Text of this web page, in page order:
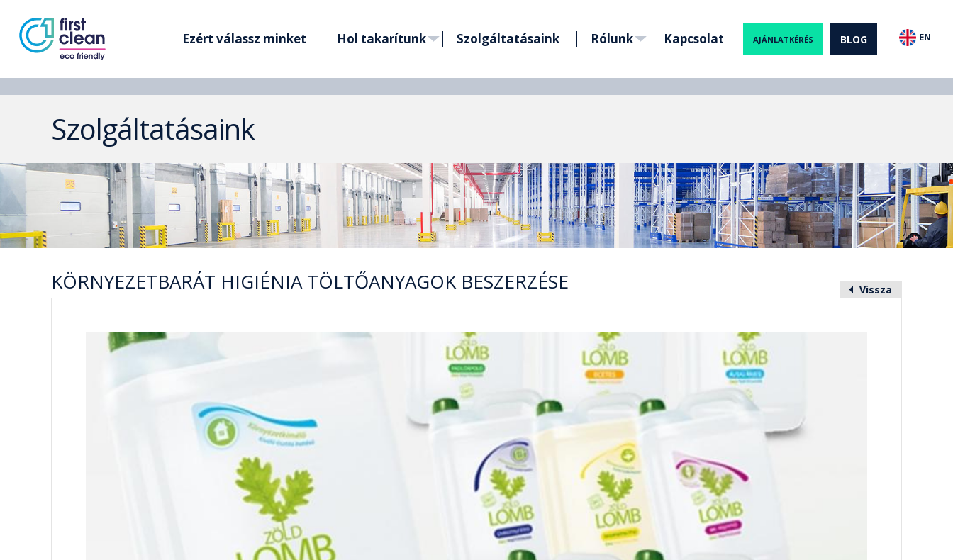
EN
Ezért válassz minket Hol takarítunk Szolgáltatásaink Rólunk Kapcsolat AJÁNLATKÉRÉS BLOG
Szolgáltatásaink
KÖRNYEZETBARÁT HIGIÉNIA TÖLTŐANYAGOK BESZERZÉSE Vissza